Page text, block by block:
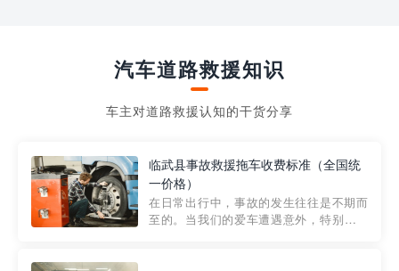
汽车道路救援知识
车主对道路救援认知的干货分享
临武县事故救援拖车收费标准（全国统
一价格）
在日常出行中，事故的发生往往是不期而
至的。当我们的爱车遭遇意外，特别是在